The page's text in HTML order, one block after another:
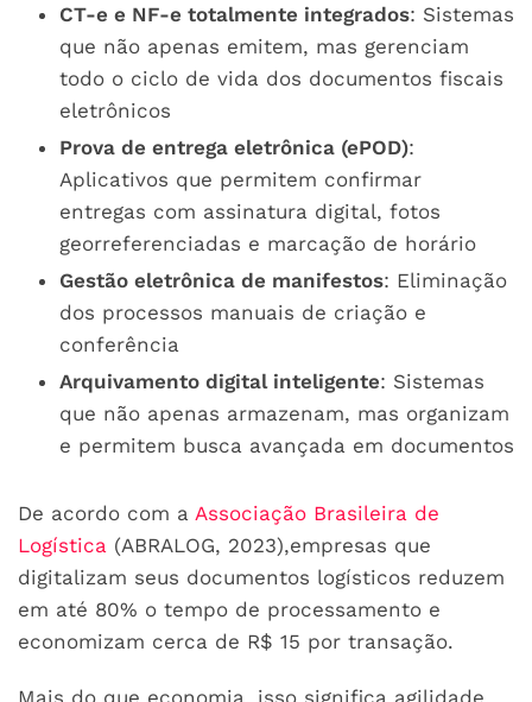
CT-e e NF-e totalmente integrados: Sistemas
que não apenas emitem, mas gerenciam
todo o ciclo de vida dos documentos fiscais
eletrônicos
Prova de entrega eletrônica (ePOD):
Aplicativos que permitem confirmar
entregas com assinatura digital, fotos
georreferenciadas e marcação de horário
Gestão eletrônica de manifestos: Eliminação
dos processos manuais de criação e
conferência
Arquivamento digital inteligente: Sistemas
que não apenas armazenam, mas organizam
e permitem busca avançada em documentos
De acordo com a Associação Brasileira de
Logística (ABRALOG, 2023),empresas que
digitalizam seus documentos logísticos reduzem
em até 80% o tempo de processamento e
economizam cerca de R$ 15 por transação.
Mais do que economia, isso significa agilidade,